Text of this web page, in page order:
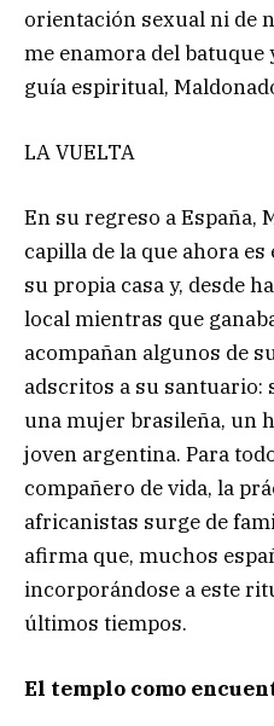
orientación sexual ni de
me enamora del batuque
guía espiritual,
LA VUELTA
En su regreso a España,
capilla de la que ahora
su propia casa y, desde
local mientras que
acompañan algunos de
adscritos a su santuario:
una mujer brasileña, un
joven argentina. Para
compañero de vida, la
africanistas surge de
afirma que, muchos
incorporándose a este
últimos tiempos.
El templo como